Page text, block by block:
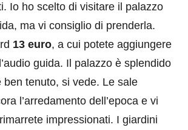
Io ho scelto di visitare il palazzo
ma vi consiglio di prenderla.
13 euro, a cui potete aggiungere
guida. Il palazzo è splendido
ben tenuto, si vede. Le sale
l’arredamento dell’epoca e vi
impressionati. I giardini